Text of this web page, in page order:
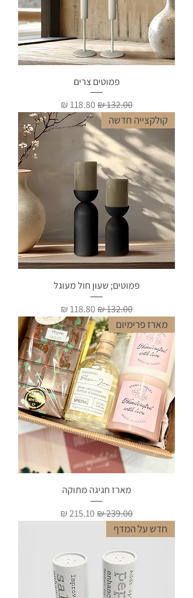
פמוטים צרים
מחיר רגיל‏132.00 ‏₪ מחיר מבצע
קולקצייה חדשה
פמוטים; שעון חול מעוגל
מחיר רגיל‏132.00 ‏₪ מחיר מבצע
מארז פרימיום
מארז חגיגה מתוקה
מחיר רגיל מחיר מבצע
חדש על המדף